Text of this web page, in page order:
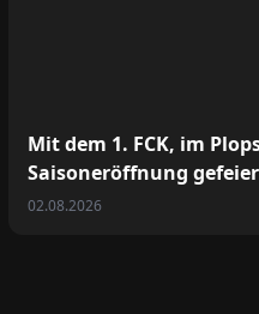
Mit dem 1. FCK, im
Saisoneröffnung
02.08.2026